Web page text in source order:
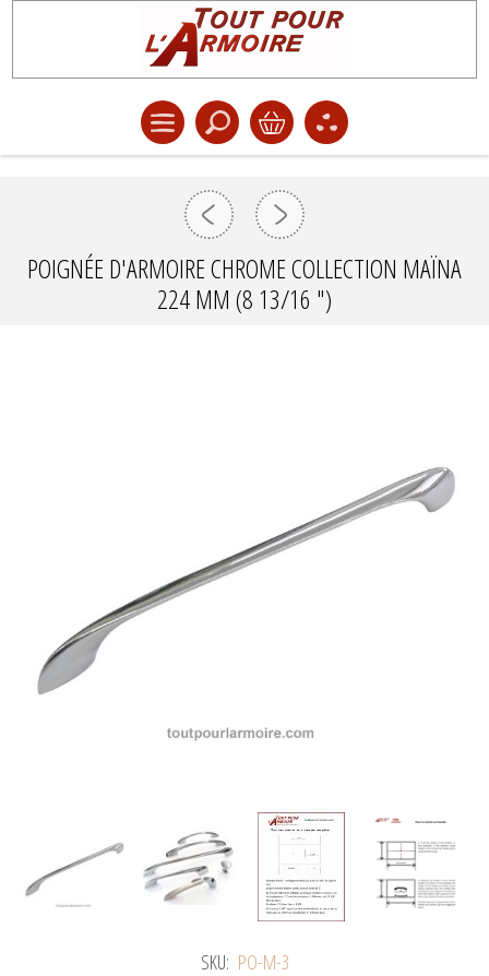
POIGNÉE D'ARMOIRE CHROME COLLECTION MAÏNA
224 MM (8 13/16 ")
SKU: PO-M-3